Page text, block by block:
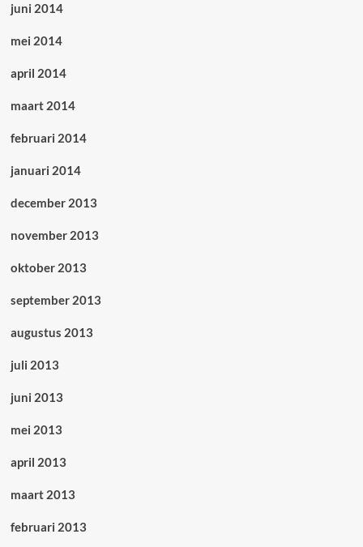
juni 2014
mei 2014
april 2014
maart 2014
februari 2014
januari 2014
december 2013
november 2013
oktober 2013
september 2013
augustus 2013
juli 2013
juni 2013
mei 2013
april 2013
maart 2013
februari 2013